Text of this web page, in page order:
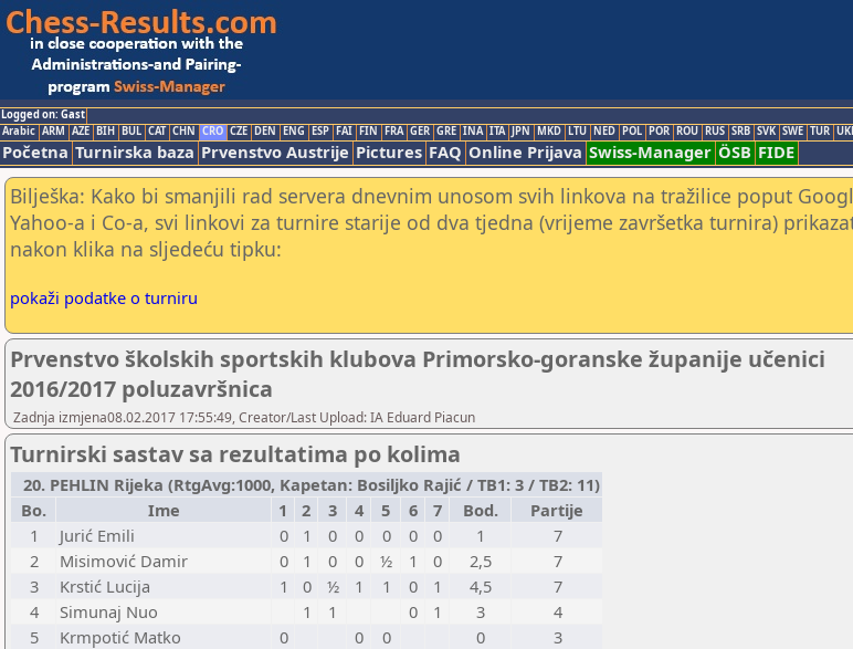
Logged on: Gast
Arabic ARM AZE BIH BUL CAT CHN CRO CZE DEN ENG ESP FAI FIN FRA GER GRE INA ITA JPN MKD LTU NED POL POR ROU RUS SRB SVK SWE TUR
Početna Turnirska baza Prvenstvo Austrije Pictures FAQ Online Prijava Swiss-Manager ÖSB FIDE
Bilješka: Kako bi smanjili rad servera dnevnim unosom svih linkova na tražilice poput
Yahoo-a i Co-a, svi linkovi za turnire starije od dva tjedna (vrijeme završetka turnira)
nakon klika na sljedeću tipku:
pokaži podatke o turniru
Prvenstvo školskih sportskih klubova Primorsko-goranske županije učenici
2016/2017 poluzavršnica
Zadnja izmjena08.02.2017 17:55:49, Creator/Last Upload: IA Eduard Piacun
Turnirski sastav sa rezultatima po kolima
20. PEHLIN Rijeka (RtgAvg:1000, Kapetan: Bosiljko Rajić / TB1: 3 / TB2: 11)
Bo.
Ime 1 2 3 4 5 6 7 Bod.
Partije
1
Jurić Emili 0 1 0 0 0 0 0 1
7
2
Misimović Damir 0 1 0 0 ½ 1 0 2,5
7
3
Krstić Lucija 1 0 ½ 1 1 0 1 4,5
7
4
Simunaj Nuo 1 1 0 1 3
4
5
Krmpotić Matko 0 0 0 0 3